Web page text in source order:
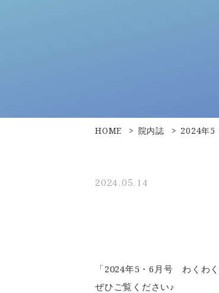
HOME 院内誌 2024年5
2024.05.14
「2024年5・6月号 わくわ
ぜひご覧ください♪